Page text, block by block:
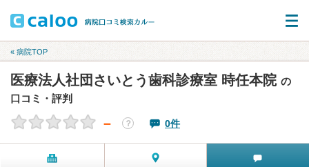
« 病院TOP
医療法人社団さいとう歯科診療室 時任本院 の
口コミ・評判
－ ？ 0件